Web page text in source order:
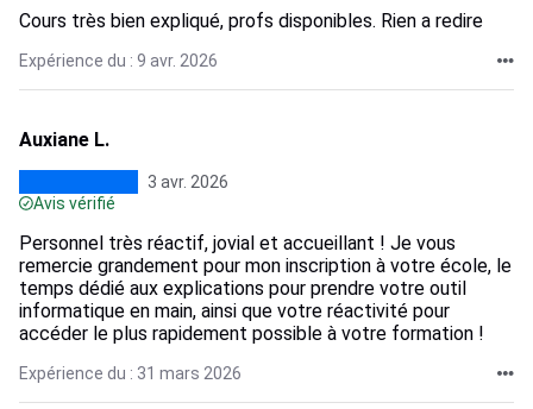
Cours très bien expliqué, profs disponibles. Rien a redire
Expérience du : 9 avr. 2026
Auxiane L.
3 avr. 2026
Avis vérifié
Personnel très réactif, jovial et accueillant ! Je vous
remercie grandement pour mon inscription à votre école, le
temps dédié aux explications pour prendre votre outil
informatique en main, ainsi que votre réactivité pour
accéder le plus rapidement possible à votre formation !
Expérience du : 31 mars 2026